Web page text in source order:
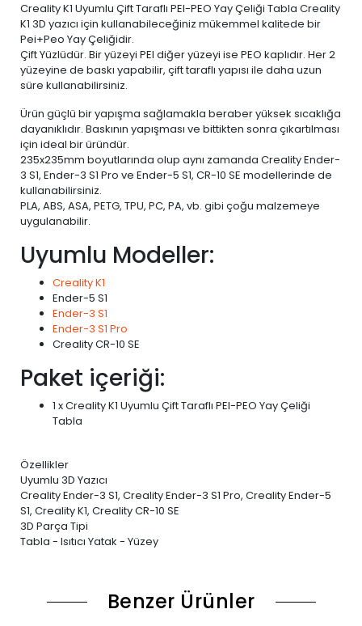
Creality K1 Uyumlu Çift Taraflı PEI-PEO Yay Çeliği Tabla Creality
K1 3D yazıcı için kullanabileceğiniz mükemmel kalitede bir
Pei+Peo Yay Çeliğidir.
Çift Yüzlüdür. Bir yüzeyi PEI diğer yüzeyi ise PEO kaplıdır. Her 2
yüzeyine de baskı yapabilir, çift taraflı yapısı ile daha uzun
süre kullanabilirsiniz.
Ürün güçlü bir yapışma sağlamakla beraber yüksek sıcaklığa
dayanıklıdır. Baskının yapışması ve bittikten sonra çıkartılması
için ideal bir üründür.
235x235mm boyutlarında olup aynı zamanda Creality Ender-
3 S1, Ender-3 S1 Pro ve Ender-5 S1, CR-10 SE modellerinde de
kullanabilirsiniz.
PLA, ABS, ASA, PETG, TPU, PC, PA, vb. gibi çoğu malzemeye
uygulanabilir.
Uyumlu Modeller:
Creality K1
Ender-5 S1
Ender-3 S1
Ender-3 S1 Pro
Creality CR-10 SE
Paket içeriği:
1 x Creality K1 Uyumlu Çift Taraflı PEI-PEO Yay Çeliği
Tabla
Özellikler
Uyumlu 3D Yazıcı
Creality Ender-3 S1, Creality Ender-3 S1 Pro, Creality Ender-5
S1, Creality K1, Creality CR-10 SE
3D Parça Tipi
Tabla - Isıtıcı Yatak - Yüzey
Benzer Ürünler